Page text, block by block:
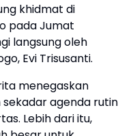
khidmat di
pada Jumat
langsung oleh
Evi Trisusanti.
menegaskan
sekadar agenda rutin
Lebih dari itu,